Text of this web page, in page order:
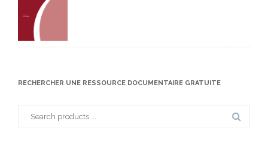
RECHERCHER UNE RESSOURCE DOCUMENTAIRE GRATUITE